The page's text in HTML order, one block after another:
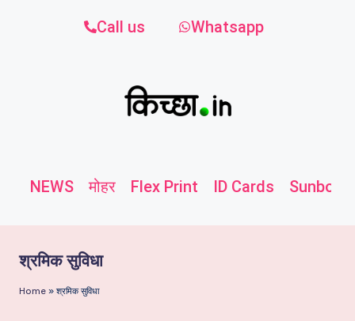
Call us Whatsapp
NEWS मोहर Flex Print ID Cards
श्रमिक सुविधा
Home » श्रमिक सुविधा